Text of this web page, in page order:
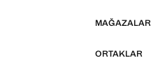
MAĞAZALAR
ORTAKLAR